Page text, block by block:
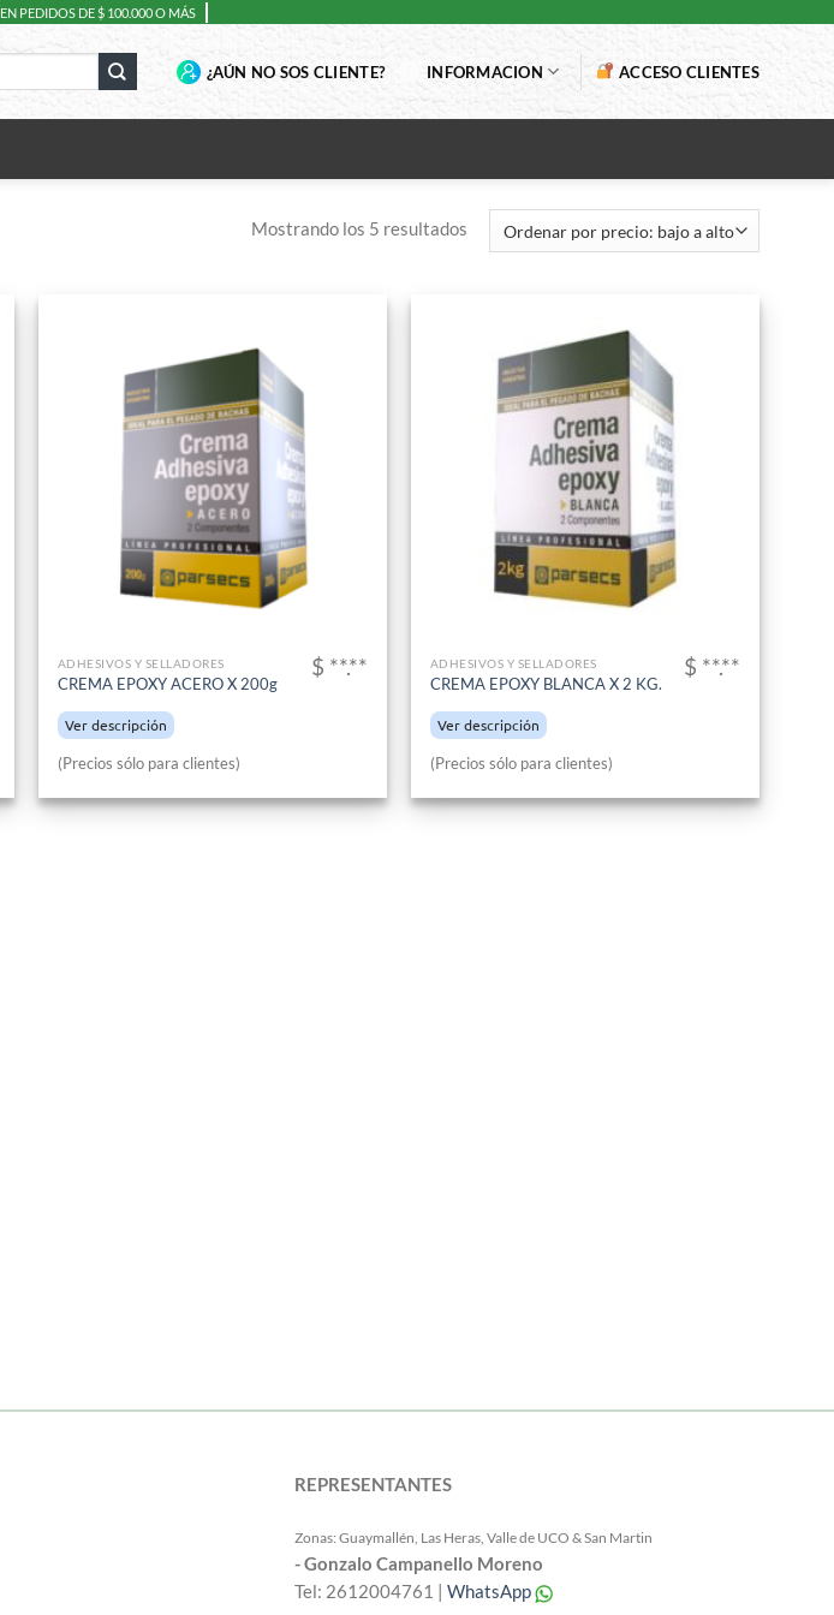
EN PEDIDOS DE $ 100.000 O MÁS
¿AÚN NO SOS CLIENTE? INFORMACION ACCESO CLIENTES
Mostrando los 5 resultados
ADHESIVOS Y SELLADORES
CREMA EPOXY ACERO X 200g
Ver descripción
$ **.**
(Precios sólo para clientes)
ADHESIVOS Y SELLADORES
CREMA EPOXY BLANCA X 2 KG.
Ver descripción
$ **.**
(Precios sólo para clientes)
REPRESENTANTES
Zonas: Guaymallén, Las Heras, Valle de UCO & San Martin
- Gonzalo Campanello Moreno
Tel: 2612004761 |WhatsApp